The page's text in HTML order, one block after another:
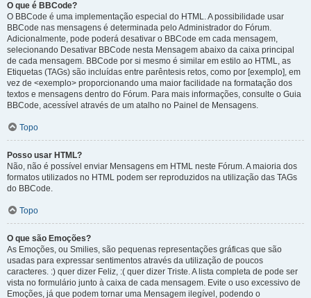
O que é BBCode?
O BBCode é uma implementação especial do HTML. A possibilidade usar
BBCode nas mensagens é determinada pelo Administrador do Fórum.
Adicionalmente, pode poderá desativar o BBCode em cada mensagem,
selecionando Desativar BBCode nesta Mensagem abaixo da caixa principal
de cada mensagem. BBCode por si mesmo é similar em estilo ao HTML, as
Etiquetas (TAGs) são incluídas entre parêntesis retos, como por [exemplo], em
vez de <exemplo> proporcionando uma maior facilidade na formatação dos
textos e mensagens dentro do Fórum. Para mais informações, consulte o Guia
BBCode, acessível através de um atalho no Painel de Mensagens.
Topo
Posso usar HTML?
Não, não é possível enviar Mensagens em HTML neste Fórum. A maioria dos
formatos utilizados no HTML podem ser reproduzidos na utilização das TAGs
do BBCode.
Topo
O que são Emoções?
As Emoções, ou Smilies, são pequenas representações gráficas que são
usadas para expressar sentimentos através da utilização de poucos
caracteres. :) quer dizer Feliz, :( quer dizer Triste. A lista completa de pode ser
vista no formulário junto à caixa de cada mensagem. Evite o uso excessivo de
Emoções, já que podem tornar uma Mensagem ilegível, podendo o